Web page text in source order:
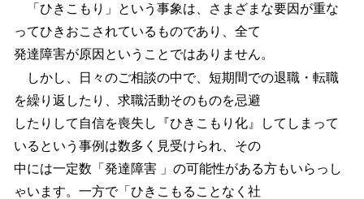
「ひきこもり」という事象は、さまざまな要因が重な
ってひきおこされているものであり、全て
発達障害が原因ということではありません。
しかし、日々のご相談の中で、短期間での退職・転職
を繰り返したり、求職活動そのものを忌避
したりして自信を喪失し『ひきこもり化』してしまって
いるという事例は数多く見受けられ、その
中には一定数「発達障害 」の可能性がある方もいらっし
ゃいます。一方で「ひきこもることなく社